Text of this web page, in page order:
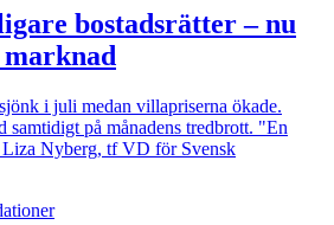
bostadsrätter – nu
i juli medan villapriserna ökade.
samtidigt på månadens tredbrott. "En
Liza Nyberg, tf VD för Svensk